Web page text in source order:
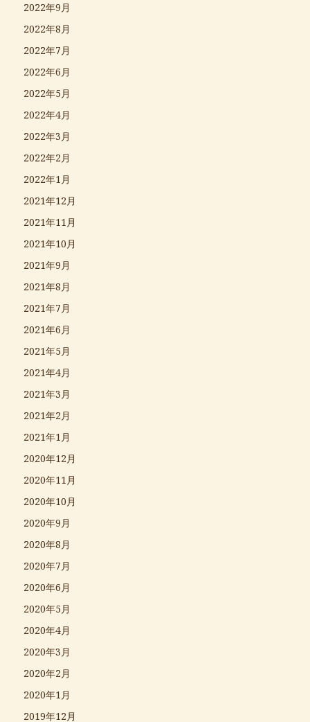
2022年9月
2022年8月
2022年7月
2022年6月
2022年5月
2022年4月
2022年3月
2022年2月
2022年1月
2021年12月
2021年11月
2021年10月
2021年9月
2021年8月
2021年7月
2021年6月
2021年5月
2021年4月
2021年3月
2021年2月
2021年1月
2020年12月
2020年11月
2020年10月
2020年9月
2020年8月
2020年7月
2020年6月
2020年5月
2020年4月
2020年3月
2020年2月
2020年1月
2019年12月